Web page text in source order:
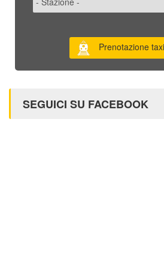
Prenotazione
SEGUICI SU FACEBOOK